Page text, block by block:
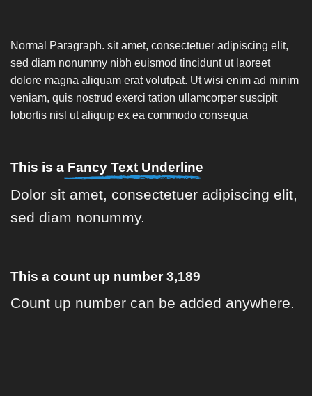
Normal Paragraph. sit amet, consectetuer adipiscing elit,
sed diam nonummy nibh euismod tincidunt ut laoreet
dolore magna aliquam erat volutpat. Ut wisi enim ad minim
veniam, quis nostrud exerci tation ullamcorper suscipit
lobortis nisl ut aliquip ex ea commodo consequa
This is a Fancy Text Underline
Dolor sit amet, consectetuer adipiscing elit,
sed diam nonummy.
This a count up number4,628
Count up number can be added anywhere.